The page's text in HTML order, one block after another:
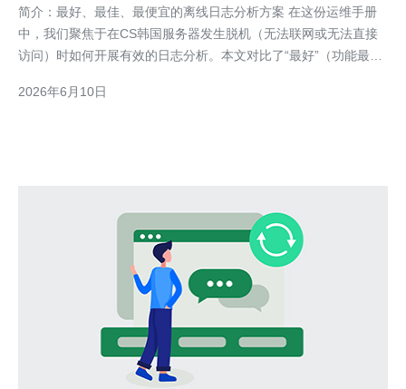
简介：最好、最佳、最便宜的离线日志分析方案 在这份运维手册
中，我们聚焦于在CS韩国服务器发生脱机（无法联网或无法直接
访问）时如何开展有效的日志分析。本文对比了“最好”（功能最
荐基础工具（如grep/awk、tar、rsync/USB传输）作为低成本首
2026年6月10日